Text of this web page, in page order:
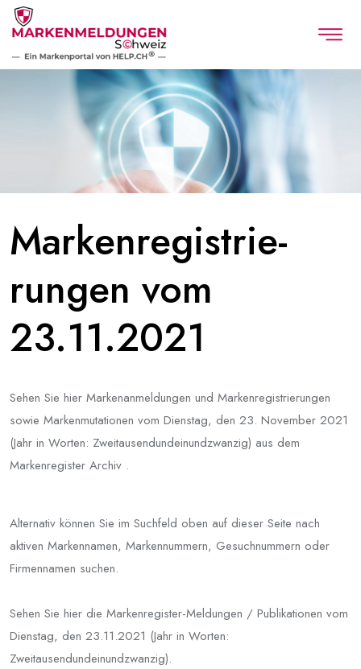
Marken­registrie­
rungen vom
23.11.2021
Sehen Sie hier Markenanmeldungen und Markenregistrierungen
sowie Markenmutationen vom Dienstag, den 23. November 2021
(Jahr in Worten: Zweitausendundeinundzwanzig) aus dem
Markenregister Archiv .
Alternativ können Sie im Suchfeld oben auf dieser Seite nach
aktiven Markennamen, Markennummern, Gesuchnummern oder
Firmennamen suchen.
Sehen Sie hier die Markenregister-Meldungen / Publikationen vom
Dienstag, den 23.11.2021 (Jahr in Worten:
Zweitausendundeinundzwanzig).